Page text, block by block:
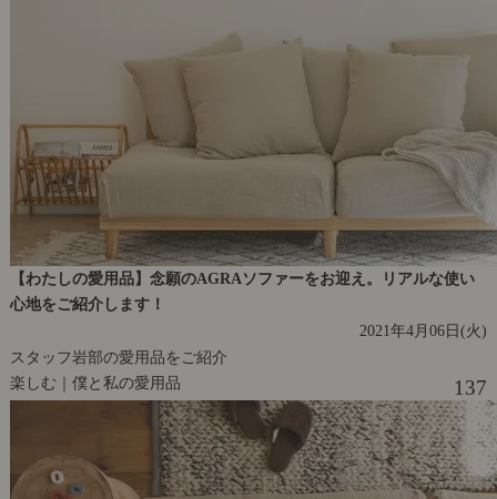
【わたしの愛用品】念願のAGRAソファーをお迎え。リアルな使い
心地をご紹介します！
2021年4月06日(火)
スタッフ岩部の愛用品をご紹介
楽しむ｜僕と私の愛用品
137